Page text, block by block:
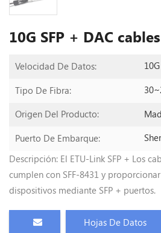
10G SFP + DAC
Velocidad De Datos: 10G
Tipo De Fibra:
Origen Del Producto:
Puerto De Embarque:
Descripción: El ETU-Link SFP + Los
cumplen con SFF-8431 y
dispositivos mediante SFP + puertos.
Hojas De Datos